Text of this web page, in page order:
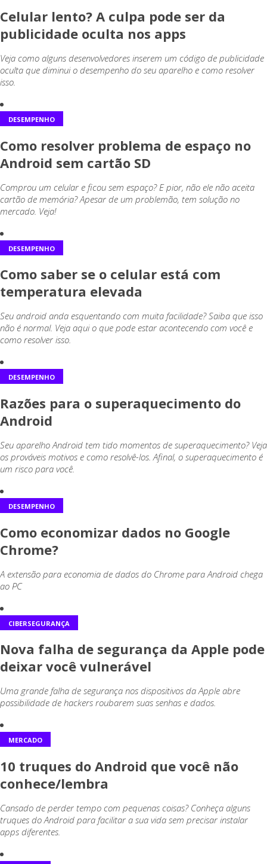
Celular lento? A culpa pode ser da
publicidade oculta nos apps
Veja como alguns desenvolvedores inserem um código de publicidade
oculta que diminui o desempenho do seu aparelho e como resolver
isso.
DESEMPENHO
Como resolver problema de espaço no
Android sem cartão SD
Comprou um celular e ficou sem espaço? E pior, não ele não aceita
cartão de memória? Apesar de um problemão, tem solução no
mercado. Veja!
DESEMPENHO
Como saber se o celular está com
temperatura elevada
Seu android anda esquentando com muita facilidade? Saiba que isso
não é normal. Veja aqui o que pode estar acontecendo com você e
como resolver isso.
DESEMPENHO
Razões para o superaquecimento do
Android
Seu aparelho Android tem tido momentos de superaquecimento? Veja
os prováveis motivos e como resolvê-los. Afinal, o superaquecimento é
um risco para você.
DESEMPENHO
Como economizar dados no Google
Chrome?
A extensão para economia de dados do Chrome para Android chega
ao PC
CIBERSEGURANÇA
Nova falha de segurança da Apple pode
deixar você vulnerável
Uma grande falha de segurança nos dispositivos da Apple abre
possibilidade de hackers roubarem suas senhas e dados.
MERCADO
10 truques do Android que você não
conhece/lembra
Cansado de perder tempo com pequenas coisas? Conheça alguns
truques do Android para facilitar a sua vida sem precisar instalar
apps diferentes.